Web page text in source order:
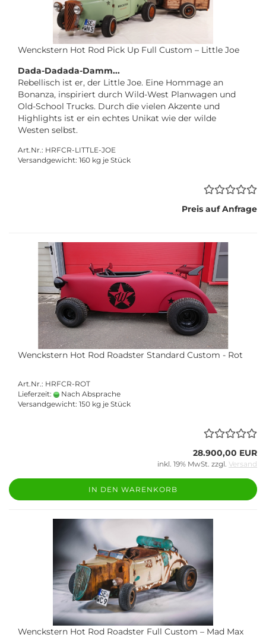
Wenckstern Hot Rod Pick Up Full Custom – Little Joe
Dada-Dadada-Damm...
Rebellisch ist er, der Little Joe. Eine Hommage an
Bonanza, inspiriert durch Wild-West Planwagen und
Old-School Trucks. Durch die vielen Akzente und
Highlights ist er ein echtes Unikat wie der wilde
Westen selbst.
Art.Nr.: HRFCR-LITTLE-JOE
Versandgewicht: 160 kg je Stück
Preis auf Anfrage
Wenckstern Hot Rod Roadster Standard Custom - Rot
Art.Nr.: HRFCR-ROT
Lieferzeit:
Nach Absprache
Versandgewicht: 150 kg je Stück
28.900,00 EUR
inkl. 19% MwSt. zzgl. Versand
IN DEN WARENKORB
Wenckstern Hot Rod Roadster Full Custom – Mad Max